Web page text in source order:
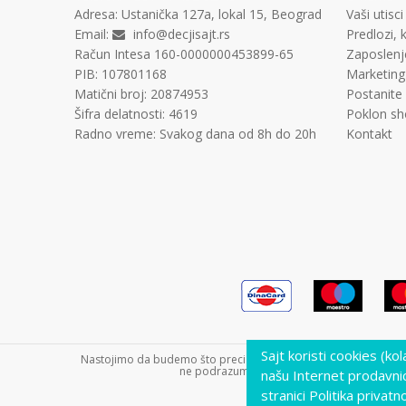
Adresa: Ustanička 127a, lokal 15, Beograd
Email:
info@decjisajt.rs
Račun Intesa 160-0000000453899-65
PIB: 107801168
Matični broj: 20874953
Šifra delatnosti: 4619
Radno vreme: Svakog dana od 8h do 20h
Vaši utisci
Predlozi,
Marketing
Poklon
Kontakt
Nastojimo da budemo što precizniji u opisu proizvoda,
ne podrazumeva da su dostupni u svakom
Sajt koristi cookies
našu Internet
stranici Politika